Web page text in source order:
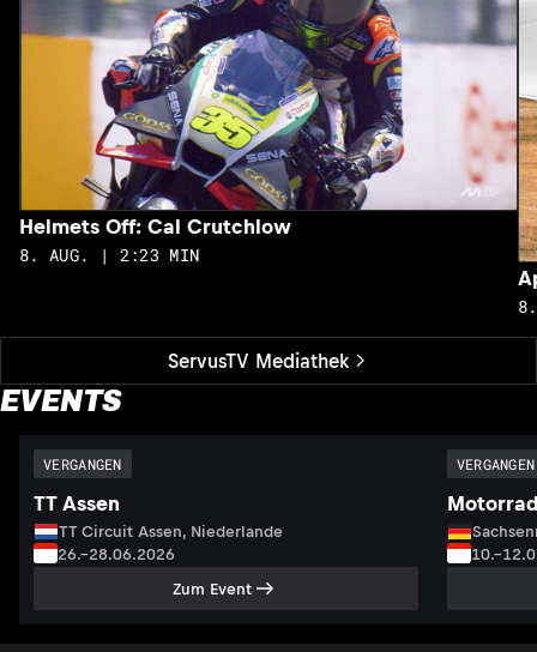
ServusTV Mediathek
Helmets Off: Cal Crutchlow
8. AUG. | 2:23 MIN
EVENTS
VERGANGEN
TT Assen
TT Circuit Assen, Niederlande
26.–28.06.2026
Zum Event
VERGANGEN